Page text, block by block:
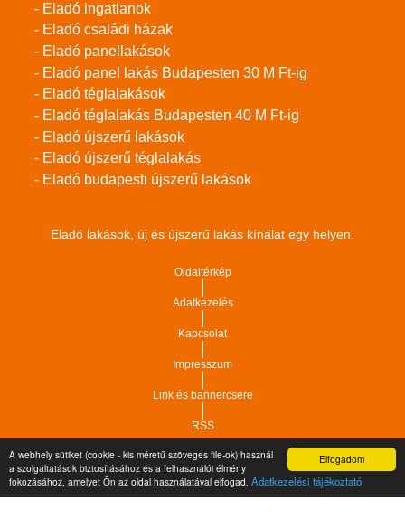
Elfogadom
A webhely sütiket (cookie - kis méretű szöveges file-ok) használ
a szolgáltatások biztosításához és a felhasználói élmény
fokozásához, amelyet Ön az oldal használatával elfogad. Adatkezelési tájékoztató
- Eladó ingatlanok
- Eladó családi házak
- Eladó panellakások
- Eladó panel lakás Budapesten 30 M Ft-ig
- Eladó téglalakások
- Eladó téglalakás Budapesten 40 M Ft-ig
- Eladó újszerű lakások
- Eladó újszerű téglalakás
- Eladó budapesti újszerű lakások
Eladó lakások, új és újszerű lakás kínálat egy helyen.
Oldaltérkép
Adatkezelés
Kapcsolat
Impresszum
Link és bannercsere
RSS
Copyright © 2021.Vár-Köz Kft. - Ingatlan nyilvántartó, ügyviteli és
adminisztrációs szoftver